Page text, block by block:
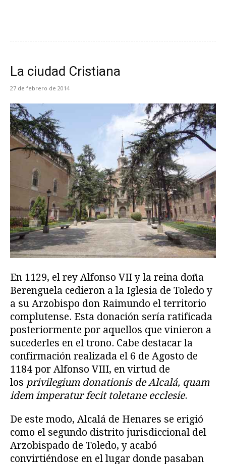
La ciudad Cristiana
27 de febrero de 2014
En 1129, el rey Alfonso VII y la reina doña
Berenguela cedieron a la Iglesia de Toledo y
a su Arzobispo don Raimundo el territorio
complutense. Esta donación sería ratificada
posteriormente por aquellos que vinieron a
sucederles en el trono. Cabe destacar la
confirmación realizada el 6 de Agosto de
1184 por Alfonso VIII, en virtud de
los privilegium donationis de Alcalá, quam
idem imperatur fecit toletane ecclesie.
De este modo, Alcalá de Henares se erigió
como el segundo distrito jurisdiccional del
Arzobispado de Toledo, y acabó
convirtiéndose en el lugar donde pasaban